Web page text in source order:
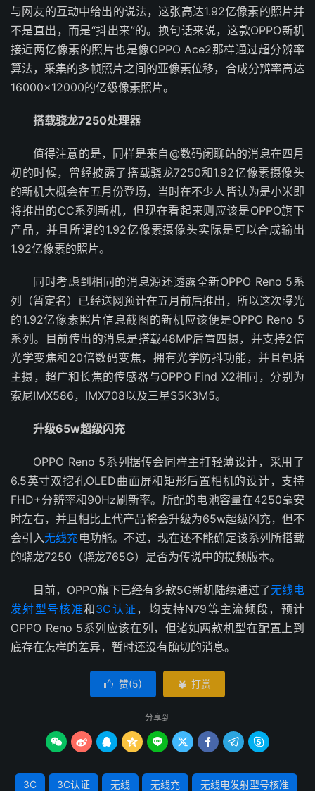
与网友的互动中给出的说法，这张高达1.92亿像素的照片并
不是直出，而是“抖出来”的。换句话来说，这款OPPO新机
接近两亿像素的照片也是像OPPO Ace2那样通过超分辨率
算法，采集的多帧照片之间的亚像素位移，合成分辨率高达
16000×12000的亿级像素照片。
搭载骁龙7250处理器
值得注意的是，同样是来自@数码闲聊站的消息在四月
初的时候，曾经披露了搭载骁龙7250和1.92亿像素摄像头
的新机大概会在五月份登场，当时在不少人皆认为是小米即
将推出的CC系列新机，但现在看起来则应该是OPPO旗下
产品，并且所谓的1.92亿像素摄像头实际是可以合成输出
1.92亿像素的照片。
同时考虑到相同的消息源还透露全新OPPO Reno 5系
列（暂定名）已经送网预计在五月前后推出，所以这次曝光
的1.92亿像素照片信息截图的新机应该便是OPPO Reno 5
系列。目前传出的消息是搭载48MP后置四摄，并支持2倍
光学变焦和20倍数码变焦，拥有光学防抖功能，并且包括
主摄，超广和长焦的传感器与OPPO Find X2相同，分别为
索尼IMX586，IMX708以及三星S5K3M5。
升级65w超级闪充
OPPO Reno 5系列据传会同样主打轻薄设计，采用了
6.5英寸双挖孔OLED曲面屏和矩形后置相机的设计，支持
FHD+分辨率和90Hz刷新率。所配的电池容量在4250毫安
时左右，并且相比上代产品将会升级为65w超级闪充，但不
会引入无线充电功能。不过，现在还不能确定该系列所搭载
的骁龙7250（骁龙765G）是否为传说中的提频版本。
目前，OPPO旗下已经有多款5G新机陆续通过了无线电
发射型号核准和3C认证 ，均支持N79等主流频段，预计
OPPO Reno 5系列应该在列，但诸如两款机型在配置上到
底存在怎样的差异，暂时还没有确切的消息。
 赞(5)  打赏
分享到
        
3C 3C认证 无线 无线充 无线电发射型号核准